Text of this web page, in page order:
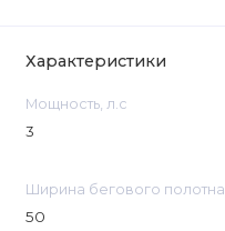
Характеристики
Мощность, л.с
3
Ширина бегового полотна
50